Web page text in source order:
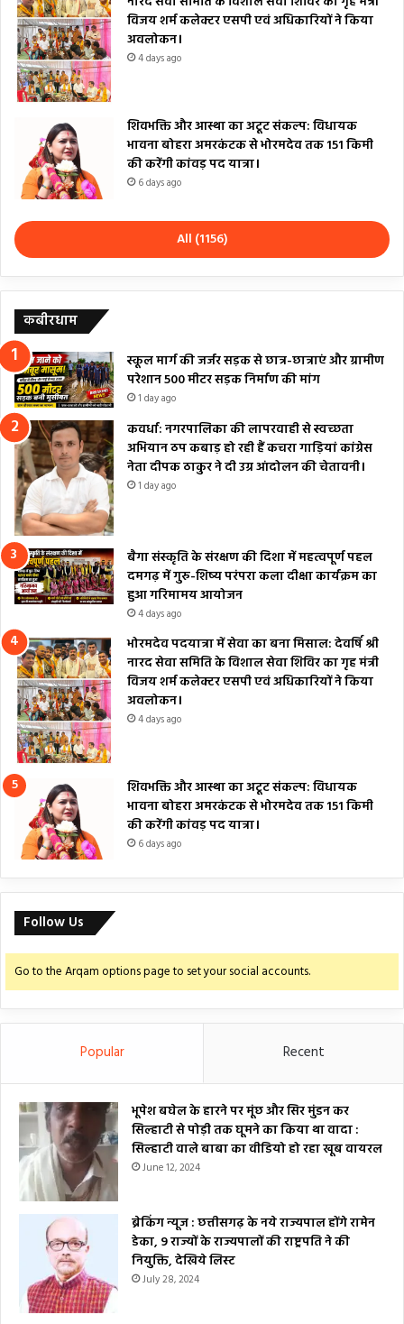
विजय शर्म कलेक्टर एसपी एवं अधिकारियों ने किया
अवलोकन।
4 days ago
शिवभक्ति और आस्था का अटूट संकल्प: विधायक
भावना बोहरा अमरकंटक से भोरमदेव तक 151 किमी
की करेंगी कांवड़ पद यात्रा।
6 days ago
All (1156)
कबीरधाम
स्कूल मार्ग की जर्जर सड़क से छात्र-छात्राएं और ग्रामीण
परेशान 500 मीटर सड़क निर्माण की मांग
1 day ago
कवर्धा: नगरपालिका की लापरवाही से स्वच्छता
अभियान ठप कबाड़ हो रही हैं कचरा गाड़ियां कांग्रेस
नेता दीपक ठाकुर ने दी उग्र आंदोलन की चेतावनी।
1 day ago
बैगा संस्कृति के संरक्षण की दिशा में महत्वपूर्ण पहल
दमगढ़ में गुरु-शिष्य परंपरा कला दीक्षा कार्यक्रम का
हुआ गरिमामय आयोजन
4 days ago
भोरमदेव पदयात्रा में सेवा का बना मिसाल: देवर्षि श्री
नारद सेवा समिति के विशाल सेवा शिविर का गृह मंत्री
विजय शर्म कलेक्टर एसपी एवं अधिकारियों ने किया
अवलोकन।
4 days ago
शिवभक्ति और आस्था का अटूट संकल्प: विधायक
भावना बोहरा अमरकंटक से भोरमदेव तक 151 किमी
की करेंगी कांवड़ पद यात्रा।
6 days ago
Follow Us
Go to the Arqam options page to set your social accounts.
Popular Recent
भूपेश बघेल के हारने पर मूंछ और सिर मुंडन कर
सिल्हाटी से पोड़ी तक घूमने का किया था वादा :
सिल्हाटी वाले बाबा का वीडियो हो रहा खूब वायरल
June 12, 2024
ब्रेकिंग न्यूज : छत्तीसगढ़ के नये राज्यपाल होंगे रामेन
डेका, 9 राज्यों के राज्यपालों की राष्ट्रपति ने की
नियुक्ति, देखिये लिस्ट
July 28, 2024